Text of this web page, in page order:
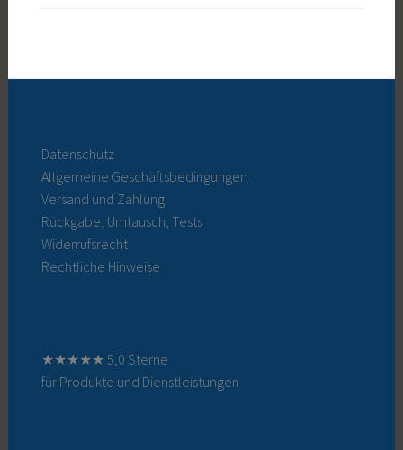
Datenschutz
Allgemeine Geschäftsbedingungen
Versand und Zahlung
Rückgabe, Umtausch, Tests
Widerrufsrecht
Rechtliche Hinweise
★★★★★ 5,0 Sterne
für Produkte und Dienstleistungen